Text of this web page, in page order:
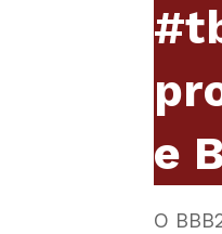
e
O